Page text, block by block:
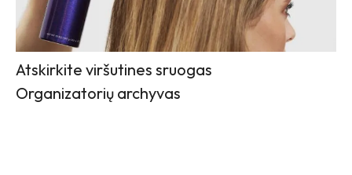
Atskirkite viršutines sruogas
Organizatorių archyvas